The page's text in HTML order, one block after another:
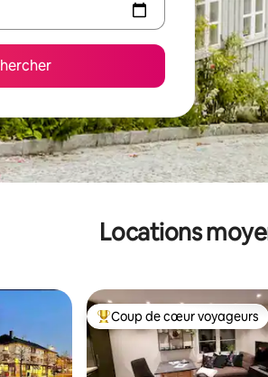
Locations
appréciés Coups de cœur voyageurs
Coup de cœur voyageurs